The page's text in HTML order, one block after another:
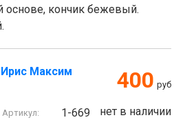
основе, кончик бежевый.
Ирис Максим 400 руб
нет в наличии
Артикул: 1-669